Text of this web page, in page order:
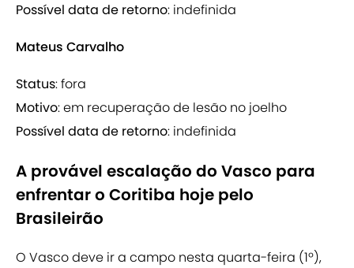
Possível data de retorno: indefinida
Mateus Carvalho
Status: fora
Motivo: em recuperação de lesão no joelho
Possível data de retorno: indefinida
A provável escalação do Vasco para
enfrentar o Coritiba hoje pelo
Brasileirão
O Vasco deve ir a campo nesta quarta-feira (1º),